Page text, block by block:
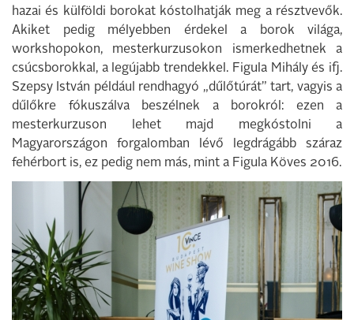
hazai és külföldi borokat kóstolhatják meg a résztvevők.
Akiket pedig mélyebben érdekel a borok világa,
workshopokon, mesterkurzusokon ismerkedhetnek a
csúcsborokkal, a legújabb trendekkel. Figula Mihály és ifj.
Szepsy István például rendhagyó „dűlőtúrát” tart, vagyis a
dűlőkre fókuszálva beszélnek a borokról: ezen a
mesterkurzuson lehet majd megkóstolni a
Magyarországon forgalomban lévő legdrágább száraz
fehérbort is, ez pedig nem más, mint a Figula Köves 2016.